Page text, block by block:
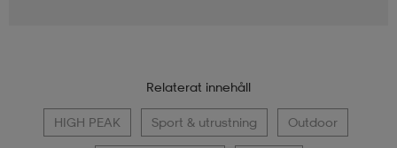
Relaterat innehåll
HIGH PEAK Sport & utrustning Outdoor